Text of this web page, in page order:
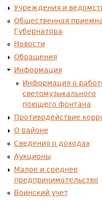
Учреждения и
Общественная
Губернатора
Новости
Обращения
Информация
Информация о
светомузыкального
поющего фонтана
Противодействие
О районе
Сведения о доходах
Аукционы
Малое и среднее
предпринимательство
Воинский учет